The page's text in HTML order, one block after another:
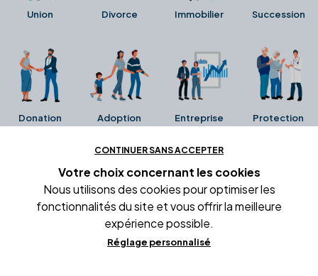
Union Divorce Immobilier Succession
Donation Adoption Entreprise Protection
Ces avis proviennent directement de la fiche Google
Business de l'office notarial. Ils n'ont ni été collectés ni
été vérifiés par Alexia.fr.
Conditions générales d'utilisation
CONTINUER SANS ACCEPTER
Votre choix concernant les cookies
Nous utilisons des cookies pour optimiser les
fonctionnalités du site et vous offrir la meilleure
expérience possible.
Réglage personnalisé